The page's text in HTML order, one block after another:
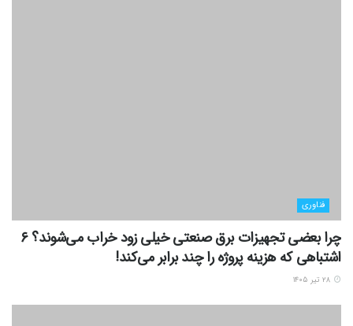
فناوری
چرا بعضی تجهیزات برق صنعتی خیلی زود خراب می‌شوند؟ ۶
اشتباهی که هزینه پروژه را چند برابر می‌کند!